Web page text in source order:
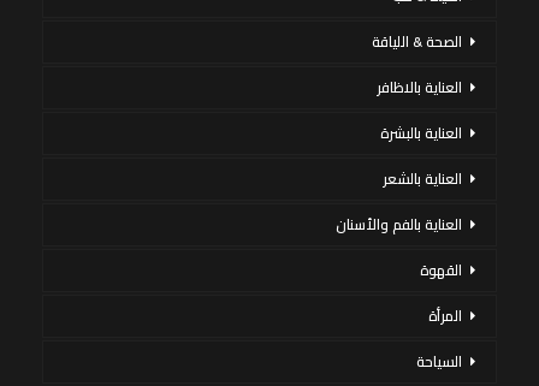
الصحة & اللياقة
العناية بالاظافر
العناية بالبشرة
العناية بالشعر
العناية بالفم والأسنان
القهوة
المرأة
السياحة